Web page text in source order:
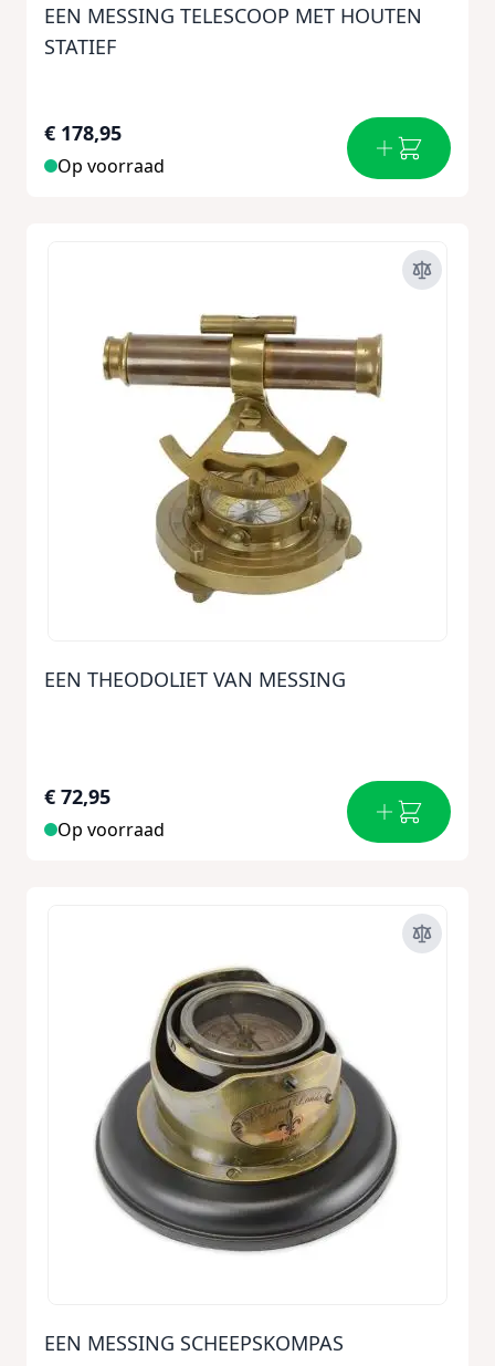
EEN MESSING TELESCOOP MET HOUTEN
STATIEF
€ 178,95
Op voorraad
EEN THEODOLIET VAN MESSING
€ 72,95
Op voorraad
EEN MESSING SCHEEPSKOMPAS